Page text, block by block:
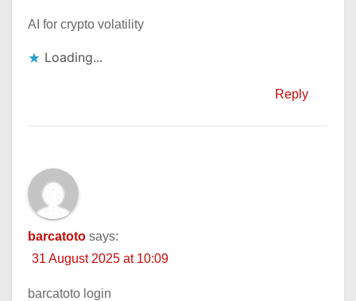
AI for crypto volatility
Loading...
Reply
barcatoto says:
31 August 2025 at 10:09
barcatoto login